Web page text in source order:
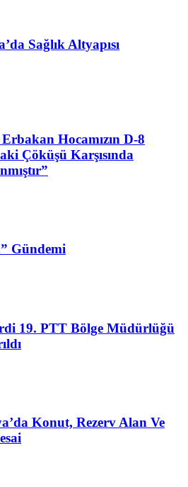
Sağlık Altyapısı
Hocamızın D-8
Çöküşü Karşısında
Gündemi
19. PTT Bölge Müdürlüğü
Konut, Rezerv Alan Ve